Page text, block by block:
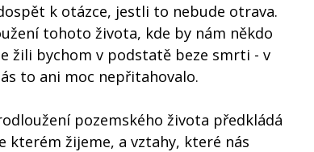
k otázce, jestli to nebude otrava.
tohoto života, kde by nám někdo
žili bychom v podstatě beze smrti - v
to ani moc nepřitahovalo.
pozemského života předkládá
kterém žijeme, a vztahy, které nás